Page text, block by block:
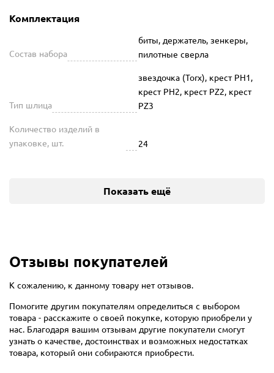
Комплектация
Состав набора
биты, держатель, зенкеры,
пилотные сверла
Тип шлица
звездочка (Torx), крест PH1,
крест PH2, крест PZ2, крест
PZ3
Количество изделий в
упаковке, шт.
24
Показать ещё
Отзывы покупателей
К сожалению, к данному товару нет отзывов.
Помогите другим покупателям определиться с выбором
товара - расскажите о своей покупке, которую приобрели у
нас. Благодаря вашим отзывам другие покупатели смогут
узнать о качестве, достоинствах и возможных недостатках
товара, который они собираются приобрести.